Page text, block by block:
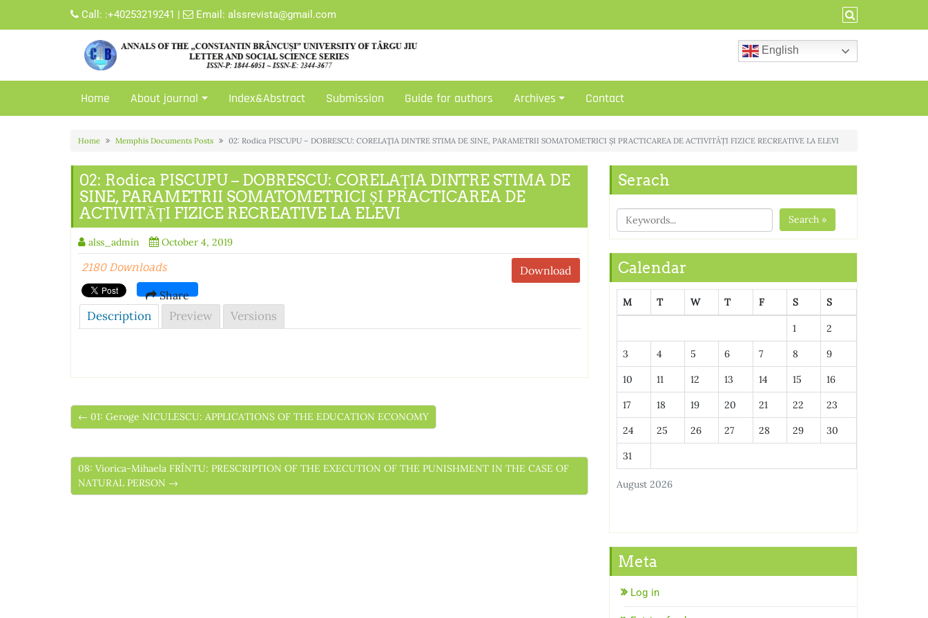
Call: :+40253219241 | Email: alssrevista@gmail.com
English
Home About journal Index&Abstract Submission Guide for authors Archives Contact
Home Memphis Documents Posts 02: Rodica PISCUPU – DOBRESCU: CORELAŢIA DINTRE STIMA DE SINE, PARAMETRII SOMATOMETRICI ȘI PRACTICAREA DE ACTIVITĂȚI FIZICE RECREATIVE LA ELEVI
02: Rodica PISCUPU – DOBRESCU: CORELAŢIA DINTRE STIMA DE
SINE, PARAMETRII SOMATOMETRICI ȘI PRACTICAREA DE
ACTIVITĂȚI FIZICE RECREATIVE LA ELEVI
alss_admin October 4, 2019
Download
2180 Downloads
Share
Description Preview Versions
← 01: Geroge NICULESCU: APPLICATIONS OF THE EDUCATION ECONOMY
08: Viorica-Mihaela FRÎNTU: PRESCRIPTION OF THE EXECUTION OF THE PUNISHMENT IN THE CASE OF
NATURAL PERSON →
Serach
Search »
Calendar
August 2026
M T W T F S S
1 2
3 4 5 6 7 8 9
10 11 12 13 14 15 16
17 18 19 20 21 22 23
24 25 26 27 28 29 30
31
Meta
Log in